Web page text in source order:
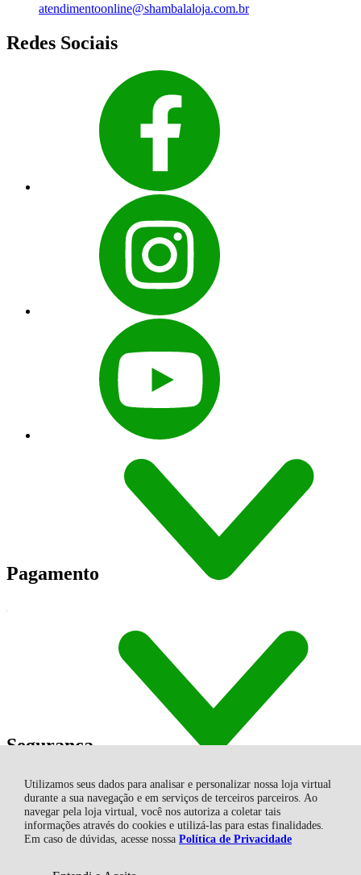
Utilizamos seus dados para analisar e personalizar nossa loja virtual
durante a sua navegação e em serviços de terceiros parceiros. Ao
navegar pela loja virtual, você nos autoriza a coletar tais
informações através do cookies e utilizá-las para estas finalidades.
Em caso de dúvidas, acesse nossa Política de Privacidade
atendimentoonline@shambalaloja.com.br
Redes Sociais
Pagamento
Segurança